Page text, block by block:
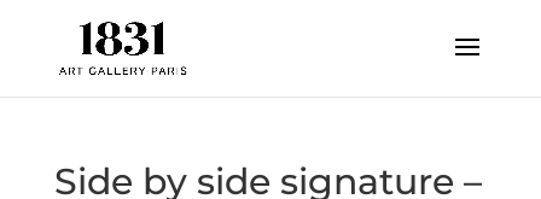
Side by side signature –